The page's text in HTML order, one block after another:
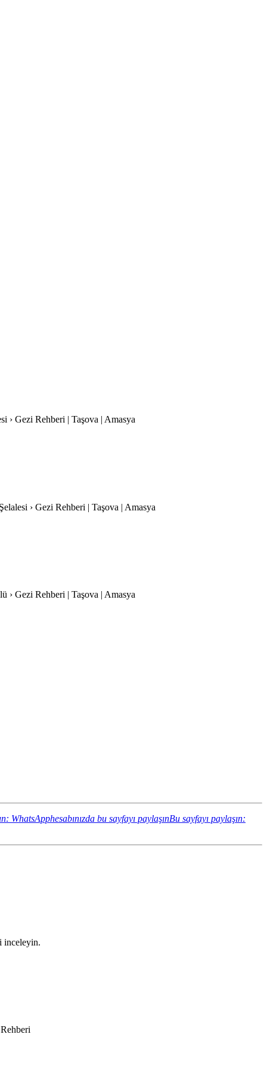
› Gezi Rehberi | Taşova | Amasya
› Gezi Rehberi | Taşova | Amasya
› Gezi Rehberi | Taşova | Amasya
WhatsApphesabınızda bu sayfayı paylaşınBu sayfayı paylaşın:
inceleyin.